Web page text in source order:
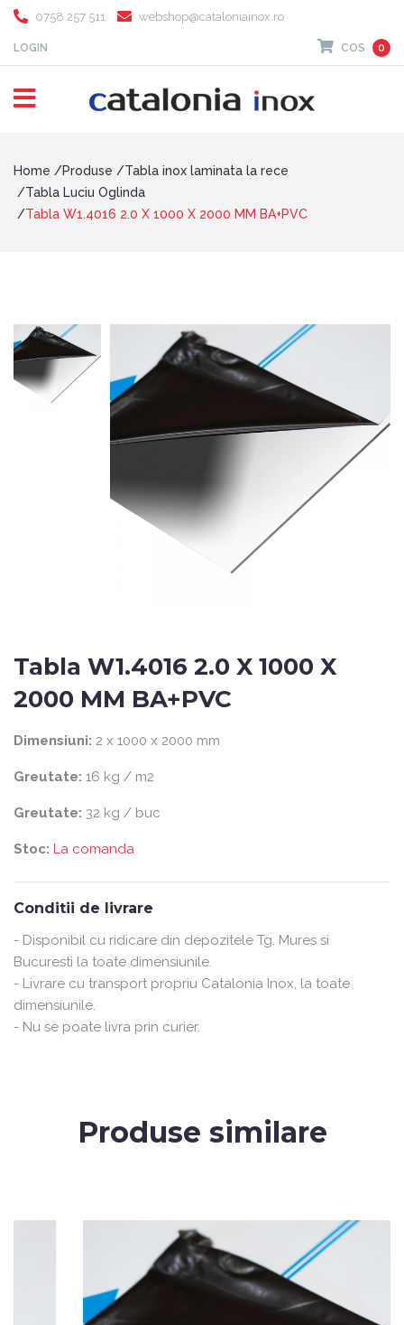
0758 257 511 webshop@cataloniainox.ro
LOGIN COS 0
Home Produse
Tabla inox laminata la rece
Tabla Luciu Oglinda
Tabla W1.4016 2.0 X 1000 X 2000 MM BA+PVC
Tabla W1.4016 2.0 X 1000 X
2000 MM BA+PVC
Dimensiuni: 2 x 1000 x 2000 mm
Greutate: 16 kg / m2
Greutate: 32 kg / buc
Stoc: La comanda
Conditii de livrare
- Disponibil cu ridicare din depozitele Tg. Mures si
Bucuresti la toate dimensiunile.
- Livrare cu transport propriu Catalonia Inox, la toate
dimensiunile.
- Nu se poate livra prin curier.
Produse similare